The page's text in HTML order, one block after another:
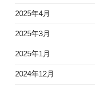
背
に
目
を
向
2025年4月
2025年3月
2025年1月
2024年12月